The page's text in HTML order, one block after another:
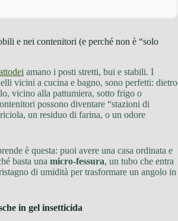
e nei contenitori (e perché non è “solo
amano i posti stretti, bui e stabili. I
vicini a cucina e bagno, sono perfetti: dietro
vicino alla pattumiera, sotto frigo o
possono diventare “stazioni di
un residuo di farina, o un odore
è questa: puoi avere una casa ordinata e
basta una micro-fessura, un tubo che entra
di umidità per trasformare un angolo in
in gel insetticida